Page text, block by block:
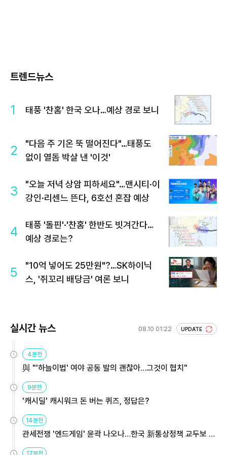
트렌드뉴스
1 태풍 '찬홈' 한국 오나…예상 경로 보니
2
"다음 주 기온 뚝 떨어진다"…태풍도
없이 열돔 박살 낸 '이것'
3
"오늘 저녁 상암 피하세요"…맨시티·이
강인·리센느 뜬다, 6호선 혼잡 예상
4
태풍 '돌핀'·'찬홈' 한반도 빗겨간다…
예상 경로는?
5
"10억 넣어도 25만원"?…SK하이닉
스, '쥐꼬리 배당금' 여론 보니
실시간 뉴스 08.10 01:22 UPDATE
4분전
與 "'하늘이법' 여야 공동 발의 괜찮아…그것이 협치"
9분전
'캐시딜' 캐시워크 돈 버는 퀴즈, 정답은?
14분전
관세전쟁 '엔드게임' 윤곽 나오나…한국 新통상정책 교두보 활
용해야